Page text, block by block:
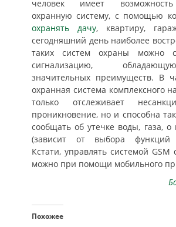
человек имеет
охранную систему, с помощью
охранять дачу, квартиру,
сегодняшний день наиболее
таких систем охраны можно
сигнализацию,
значительных преимуществ. В
охранная система комплексного
только отслеживает
проникновение, но и способна
сообщать об утечке воды, газа,
(зависит от выбора функций
Кстати, управлять системой GSM
можно при помощи мобильного
Похожее